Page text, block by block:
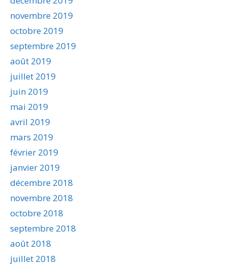
novembre 2019
octobre 2019
septembre 2019
août 2019
juillet 2019
juin 2019
mai 2019
avril 2019
mars 2019
février 2019
janvier 2019
décembre 2018
novembre 2018
octobre 2018
septembre 2018
août 2018
juillet 2018